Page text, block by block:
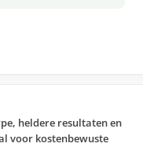
heldere resultaten en
voor kostenbewuste